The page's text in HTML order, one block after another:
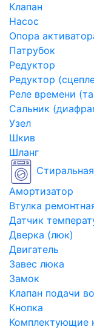
Клапан
Насос
Опора
Патрубок
Редуктор
Редуктор
Реле времени
Сальник
Узел
Шкив
Шланг
Амортизатор
Втулка
Датчик
Дверка (люк)
Двигатель
Завес люка
Замок
Клапан подачи
Кнопка
Комплектующие